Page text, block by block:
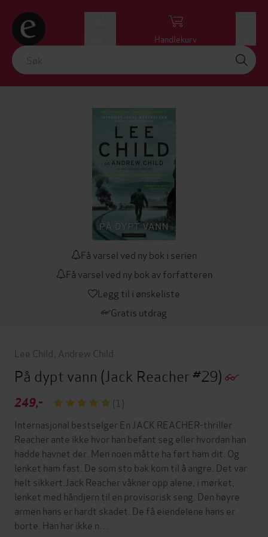
Handlekurv
Få varsel ved ny bok i serien
Få varsel ved ny bok av forfatteren
Legg til i ønskeliste
Gratis utdrag
Lee Child Andrew Child
På dypt vann (Jack Reacher #29)
249,-
(1)
Internasjonal bestselger En JACK REACHER-thriller
Reacher ante ikke hvor han befant seg eller hvordan han
hadde havnet der. Men noen måtte ha ført ham dit. Og
lenket ham fast. De som sto bak kom til å angre. Det var
helt sikkert.Jack Reacher våkner opp alene, i mørket,
lenket med håndjern til en provisorisk seng. Den høyre
armen hans er hardt skadet. De få eiendelene hans er
borte. Han har ikke n…